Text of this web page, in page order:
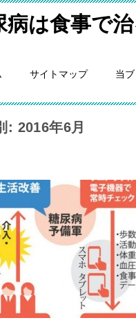
病は食事で
サイトマップ 当
: 2016年6月